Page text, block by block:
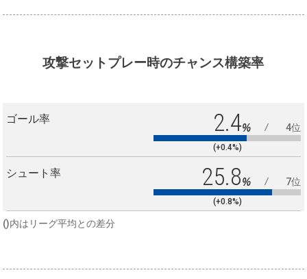
攻撃セットプレー時のチャンス構築率
ゴール率 2.4% 4位
(+0.4%)
シュート率 25.8% 7位
(+0.8%)
()内はリーグ平均との差分